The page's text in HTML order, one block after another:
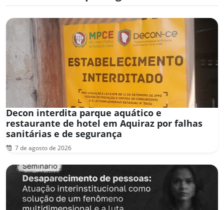
Decon interdita parque aquático e
restaurante de hotel em Aquiraz por falhas
sanitárias e de segurança
7 de agosto de 2026